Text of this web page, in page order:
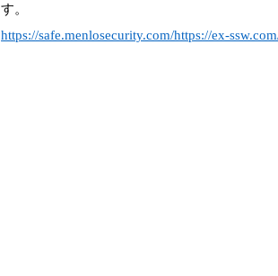
す。
https://safe.menlosecurity.com/https://ex-